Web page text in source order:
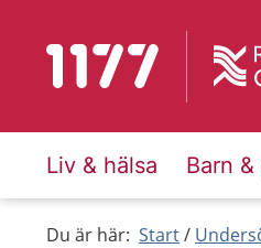
Till startsidan för 1177
Liv & hälsa Barn
Du är här: Start